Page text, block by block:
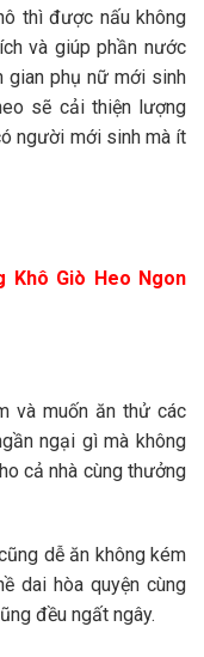
thì được nấu không
và giúp phần nước
gian phụ nữ mới sinh
sẽ cải thiện lượng
người mới sinh mà ít
Khô Giò Heo Ngon
và muốn ăn thử các
ngại gì mà không
cả nhà cùng thưởng
dễ ăn không kém
dai hòa quyện cùng
đều ngất ngây.